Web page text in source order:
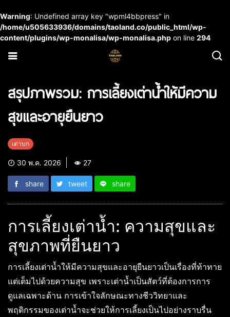
Warning: Undefined array key "wpml4bbpress" in
/home/u505633936/domains/taoland.co/public_html/wp-
content/plugins/wp-monalisa/wp-monalisa.php on line 294
สรุปภาพรวม: การเลี้ยงเต่าน้ำให้มีความ
สุขและอายุยืนยาว
เต่าบก
30 พ.ค. 2026 27
share tweet share
การเลี้ยงเต่าน้ำ: ความสุขและ
สุขภาพที่ยืนยาว
การเลี้ยงเต่าน้ำให้มีความสุขและอายุยืนยาวเป็นเรื่องที่ท้าทาย
แต่เต็มไปด้วยความสุข เพราะเต่าน้ำเป็นสัตว์ที่ต้องการการ
ดูแลเฉพาะด้าน การเข้าใจลักษณะทางชีววิทยาและ
พฤติกรรมของเต่าน้ำจะช่วยให้การเลี้ยงเป็นไปอย่างราบรื่น